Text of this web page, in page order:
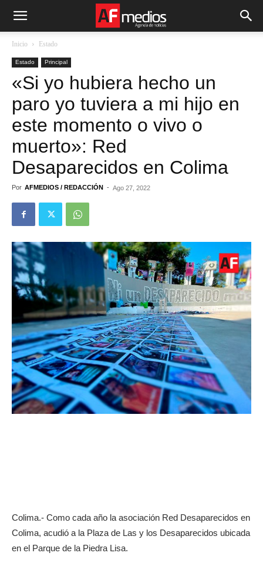
Inicio Estado
Estado Principal
«Si yo hubiera hecho un
paro yo tuviera a mi hijo en
este momento o vivo o
muerto»: Red
Desaparecidos en Colima
Por AFMEDIOS / REDACCIÓN - Ago 27, 2022
Colima.- Como cada año la asociación Red Desaparecidos en
Colima, acudió a la Plaza de Las y los Desaparecidos ubicada
en el Parque de la Piedra Lisa.